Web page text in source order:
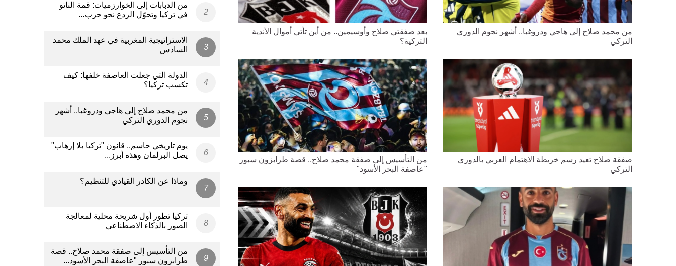
من محمد صلاح إلى هاجي ودروغبا.. أشهر نجوم الدوري
التركي
بعد صفقتي صلاح وأوسيمين.. من أين تأتي أموال الأندية
التركية؟
صفقة صلاح تعيد رسم خريطة الاهتمام العربي بالدوري
التركي
من التأسيس إلى صفقة محمد صلاح.. قصة طرابزون سبور
"عاصفة البحر الأسود"
من الدبابات إلى الخوارزميات: قمة الناتو
في تركيا وتحوّل الردع نحو حرب...
الاستراتيجية المغربية في عهد الملك محمد
السادس
الدولة التي جعلت العاصفة خلفها: كيف
تكسب تركيا؟
من محمد صلاح إلى هاجي ودروغبا.. أشهر
نجوم الدوري التركي
يوم تاريخي حاسم.. قانون "تركيا بلا إرهاب"
يصل البرلمان وهذه أبرز...
وماذا عن الكادر القيادي للتنظيم؟
تركيا تطور أول شريحة محلية لمعالجة
الصور بالذكاء الاصطناعي
من التأسيس إلى صفقة محمد صلاح.. قصة
طرابزون سبور "عاصفة البحر الأسود...